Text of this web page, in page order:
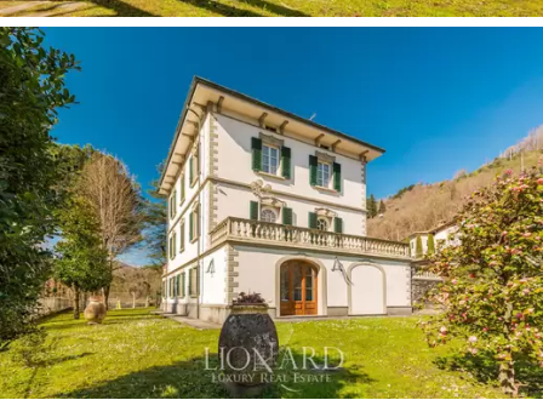
Satılık bu prestijli mülk, iki görkemli girişe sahiptir ve
yaklaşık 5000 m2'lik özel bir parkla çevrilidir, mükemmel
bir şekilde korunur, kaynak suyunun aktığı üç taş çeşme
ve spor severler için gerçek bir mücevher olan güzel bir
tenis kortu ile süslenmiştir.
Doğayla çevrili ancak şehrin tüm hizmetlerinden
uzak olmayan bu büyüleyici mülk,Toskana güzelliğinin
tadını çıkarmak için mükemmel bir mülktür.